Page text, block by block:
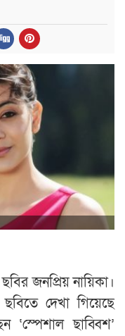
জনপ্রিয় নায়িকা।
দেখা গিয়েছে
‘স্পেশাল ছাব্বিশ’